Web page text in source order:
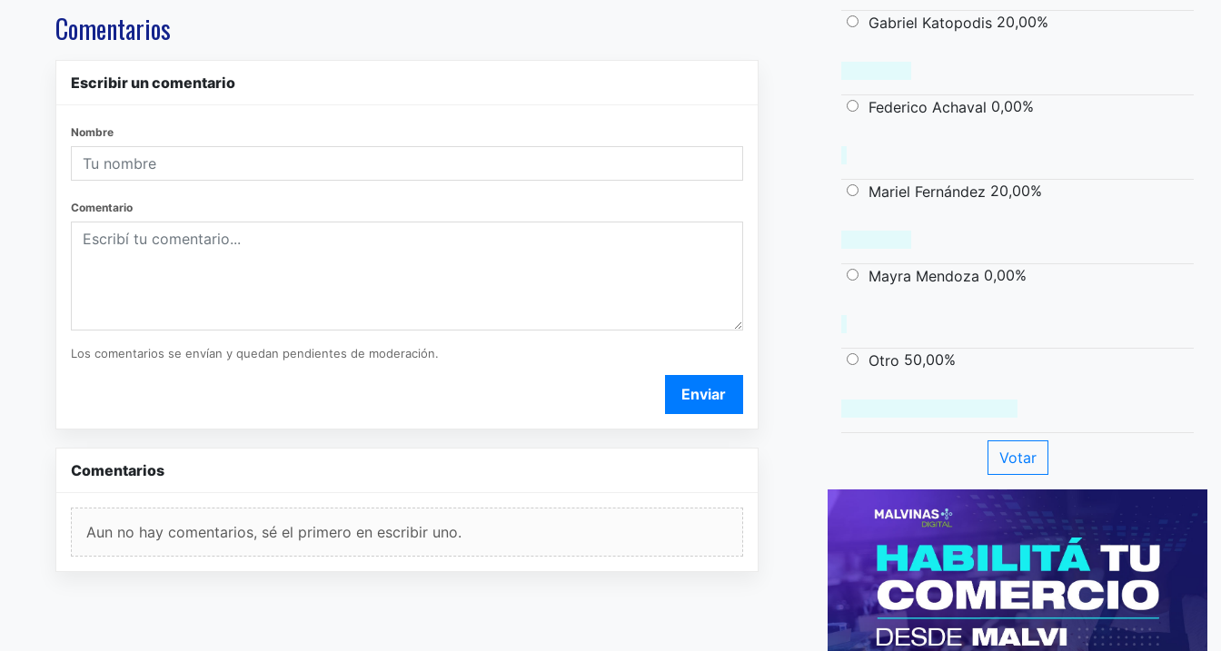
Comentarios
Escribir un comentario
Nombre
Comentario
Los comentarios se envían y quedan pendientes de moderación.
Enviar
Comentarios
Aun no hay comentarios, sé el primero en escribir uno.
Gabriel Katopodis 20,00%
Federico Achaval 0,00%
Mariel Fernández 20,00%
Mayra Mendoza 0,00%
Otro 50,00%